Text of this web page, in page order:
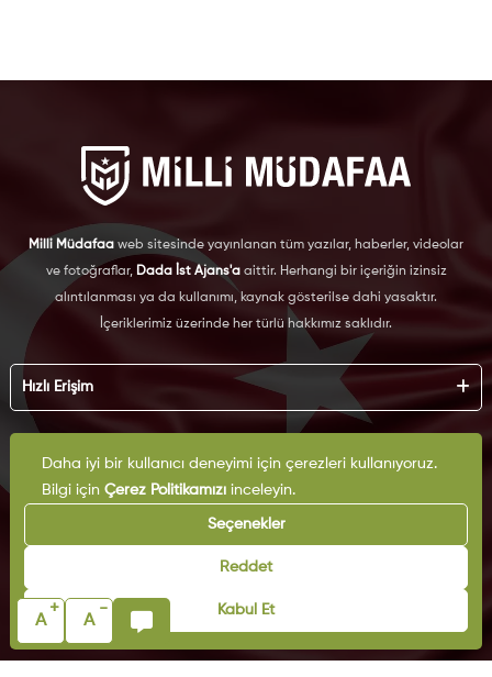
A
+
A
-
Milli Müdafaa web sitesinde yayınlanan tüm yazılar, haberler, videolar
ve fotoğraflar, Dada İst Ajans'aaittir. Herhangi bir içeriğin izinsiz
alıntılanması ya da kullanımı, kaynak gösterilse dahi yasaktır.
İçeriklerimiz üzerinde her türlü hakkımız saklıdır.
Hızlı Erişim
Künye
Reklam
İş Birliği
Arşiv
Kurumsal
KVKK
Çerez Politikası
Gizlilik Politikası
Yayın İlkeleri
Daha iyi bir kullanıcı deneyimi için çerezleri kullanıyoruz.
Bilgi için Çerez Politikamızıinceleyin.
Seçenekler
Reddet
Kabul Et